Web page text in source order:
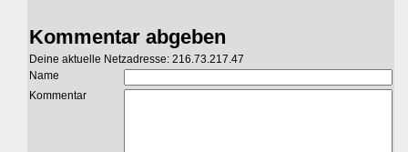
Kommentar abgeben
Deine aktuelle Netzadresse: 216.73.217.47
Name
Kommentar